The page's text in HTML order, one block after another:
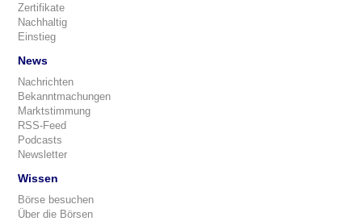
Zertifikate
Nachhaltig
Einstieg
News
Nachrichten
Bekanntmachungen
Marktstimmung
RSS-Feed
Podcasts
Newsletter
Wissen
Börse besuchen
Über die Börsen